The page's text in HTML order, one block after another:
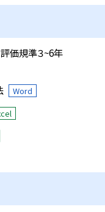
価規準３~6年
Word